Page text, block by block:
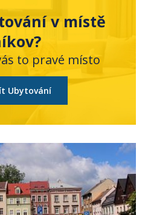
v místě
to pravé místo
Ubytování